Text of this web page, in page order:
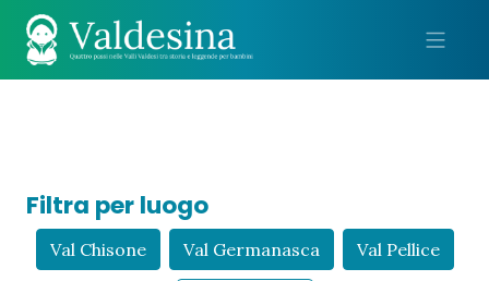
Filtra per luogo
Val Chisone Val Germanasca Val Pellice